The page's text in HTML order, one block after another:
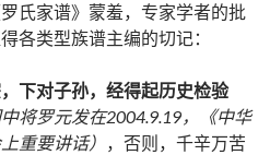
氏家谱》蒙羞，专家学者的批
各类型族谱主编的切记：
下对子孙，经得起历史检验
将罗元发在2004.9.19，《中华
重要讲话） ，否则，千辛万苦